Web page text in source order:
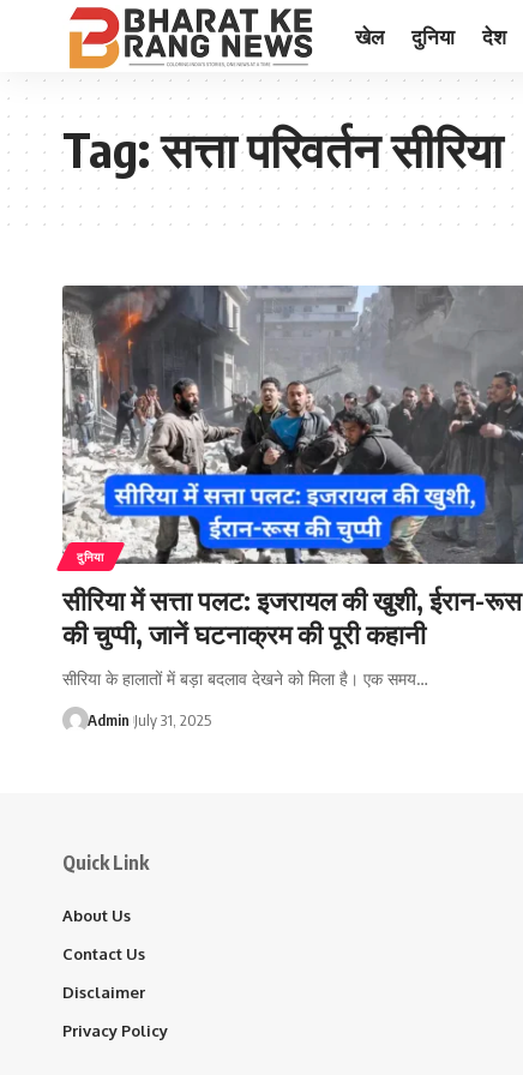
खेल दुनिया देश
Tag:सत्ता परिवर्तन सीरिया
दुनिया
सीरिया में सत्ता पलट: इजरायल की खुशी, ईरान-रूस
की चुप्पी, जानें घटनाक्रम की पूरी कहानी
सीरिया के हालातों में बड़ा बदलाव देखने को मिला है। एक समय…
Admin July 31, 2025
Quick Link
About Us
Contact Us
Disclaimer
Privacy Policy